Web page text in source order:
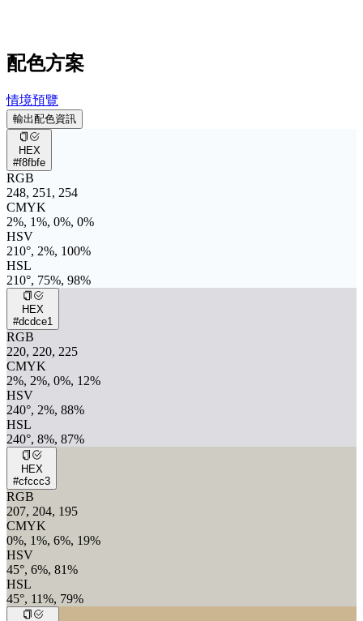
配色方案
情境預覽
輸出配色資訊
HEX
#f8fbfe
RGB
248, 251, 254
CMYK
2%, 1%, 0%, 0%
HSV
210°, 2%, 100%
HSL
210°, 75%, 98%
HEX
#dcdce1
RGB
220, 220, 225
CMYK
2%, 2%, 0%, 12%
HSV
240°, 2%, 88%
HSL
240°, 8%, 87%
HEX
#cfccc3
RGB
207, 204, 195
CMYK
0%, 1%, 6%, 19%
HSV
45°, 6%, 81%
HSL
45°, 11%, 79%